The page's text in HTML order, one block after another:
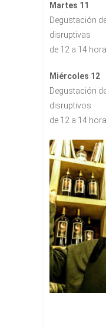
Martes 11
Degustación
disruptivas
de 12 a 14
Miércoles 12
Degustación
disruptivos
de 12 a 14